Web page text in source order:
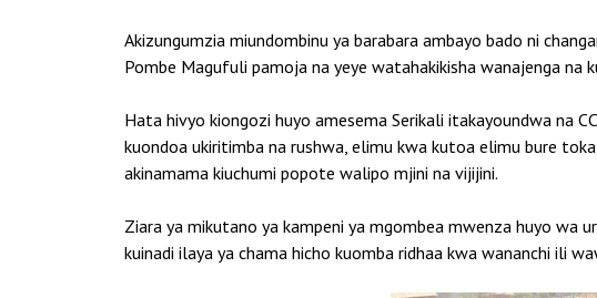
Akizungumzia miundombinu ya barabara ambayo bado ni
Pombe Magufuli pamoja na yeye watahakikisha wanajenga na
Hata hivyo kiongozi huyo amesema Serikali itakayoundwa na
kuondoa ukiritimba na rushwa, elimu kwa kutoa elimu bure
akinamama kiuchumi popote walipo mjini na vijijini.
Ziara ya mikutano ya kampeni ya mgombea mwenza huyo wa
kuinadi ilaya ya chama hicho kuomba ridhaa kwa wananchi ili